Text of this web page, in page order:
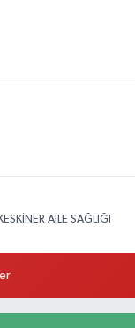
AİLE SAĞLIĞI